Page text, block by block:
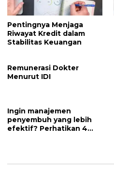
Pentingnya Menjaga
Riwayat Kredit dalam
Stabilitas Keuangan
Remunerasi Dokter
Menurut IDI
Ingin manajemen
penyembuh yang lebih
efektif? Perhatikan 4